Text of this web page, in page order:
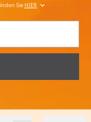
SieHIER